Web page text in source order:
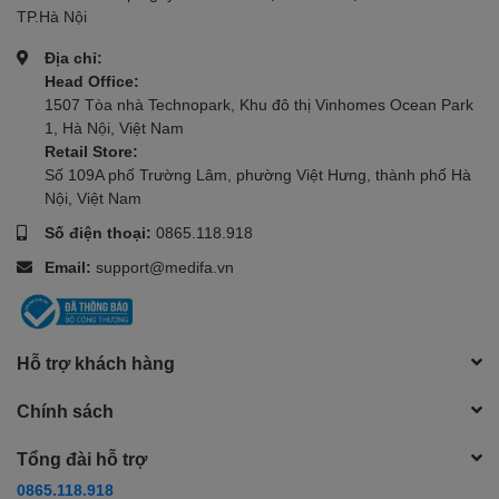
quá mức lên dương
vật bởi có thể dẫn tới rách bao. Bao nên được tháo ra
ngay sau khi xuất tinh và nên được giữ chắc ở phần
dương vật trước khi tháo ra.
4. Bỏ bao cao su vào thùng rác. Không xả trực tiếp
vào bồn cầu.
MỘT VÀI CẢNH BÁO:
- Bao cao su này làm từ cao su tự nhiên latex, nên có
thể sẽ gây ra dị ứng bao gồm sốc phản vệ nếu người
dùng dị ứng với latex.
THÔNG SỐ KĨ THUẬT:
Benckisier.
- Xuất xứ: Anh
TP.Hà Nội
Địa chỉ:
Head Office:
1507 Tòa nhà Technopark, Khu đô thị Vinhomes Ocean Park
1, Hà Nội, Việt Nam
Retail Store:
Số 109A phố Trường Lâm, phường Việt Hưng, thành phố Hà
Nội, Việt Nam
Số điện thoại: 0865.118.918
Email: support@medifa.vn
Hỗ trợ khách hàng
Chính sách
Tổng đài hỗ trợ
0865.118.918